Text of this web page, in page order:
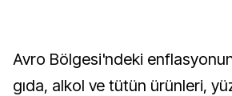
Avro Bölgesi'ndeki
gıda, alkol ve tütün ürünleri,